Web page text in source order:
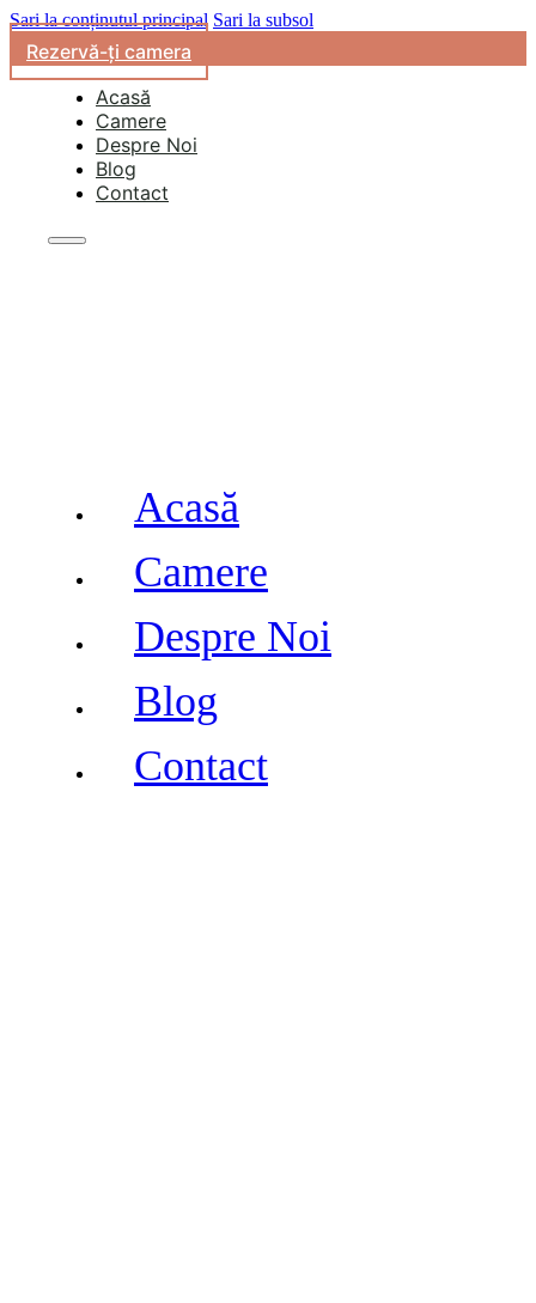
Sari la conținutul principal Sari la subsol
Rezervă-ți camera
Acasă
Camere
Despre Noi
Blog
Contact
Acasă
Camere
Despre Noi
Blog
Contact